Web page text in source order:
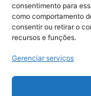
consentimento para
como comportamento
consentir ou retirar o
recursos e funções.
Gerenciar serviços
© 2026, Todos os
Digital